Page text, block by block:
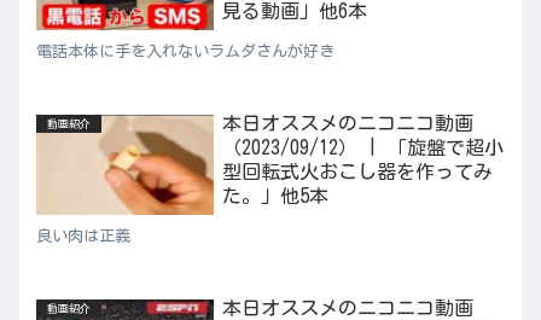
見る動画」他6本
電話本体に手を入れないラムダさんが好き
動画紹介
本日オススメのニコニコ動画
（2023/09/12） | 「旋盤で超小
型回転式火おこし器を作ってみ
た。」他5本
良い肉は正義
動画紹介
本日オススメのニコニコ動画